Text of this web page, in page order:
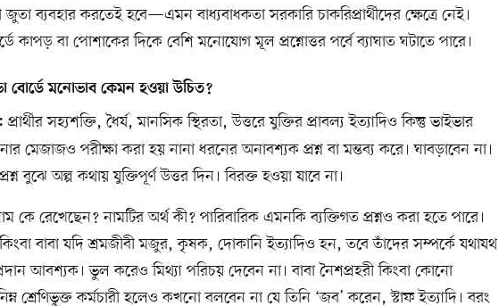
ব্যবহার করতেই হবে—এমন বাধ্যবাধকতা সরকারি চাকরিপ্রার্থীদের ক্ষেত্রে নেই।
কাপড় বা পোশাকের দিকে বেশি মনোযোগ মূল প্রশ্নোত্তর পর্বে ব্যাঘাত ঘটাতে পারে।
বোর্ডে মনোভাব কেমন হওয়া উচিত?
প্রার্থীর সহ্যশক্তি, ধৈর্য, মানসিক স্থিরতা, উত্তরে যুক্তির প্রাবল্য ইত্যাদিও কিন্তু ভাইভার
মেজাজও পরীক্ষা করা হয় নানা ধরনের অনাবশ্যক প্রশ্ন বা মন্তব্য করে। ঘাবড়াবেন না।
বুঝে অল্প কথায় যুক্তিপূর্ণ উত্তর দিন। বিরক্ত হওয়া যাবে না।
কে রেখেছেন? নামটির অর্থ কী? পারিবারিক এমনকি ব্যক্তিগত প্রশ্নও করা হতে পারে।
কিংবা বাবা যদি শ্রমজীবী মজুর, কৃষক, দোকানি ইত্যাদিও হন, তবে তাঁদের সম্পর্কে যথাযথ
আবশ্যক। ভুল করেও মিথ্যা পরিচয় দেবেন না। বাবা নৈশপ্রহরী কিংবা কোনো
শ্রেণিভুক্ত কর্মচারী হলেও কখনো বলবেন না যে তিনি ‘জব’ করেন, স্টাফ ইত্যাদি। বরং